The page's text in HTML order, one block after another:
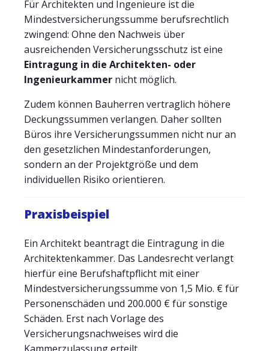
Für Architekten und Ingenieure ist die
Mindestversicherungssumme berufsrechtlich
zwingend: Ohne den Nachweis über
ausreichenden Versicherungsschutz ist eine
Eintragung in die Architekten- oder
Ingenieurkammer nicht möglich.
Zudem können Bauherren vertraglich höhere
Deckungssummen verlangen. Daher sollten
Büros ihre Versicherungssummen nicht nur an
den gesetzlichen Mindestanforderungen,
sondern an der Projektgröße und dem
individuellen Risiko orientieren.
Praxisbeispiel
Ein Architekt beantragt die Eintragung in die
Architektenkammer. Das Landesrecht verlangt
hierfür eine Berufshaftpflicht mit einer
Mindestversicherungssumme von 1,5 Mio. € für
Personenschäden und 200.000 € für sonstige
Schäden. Erst nach Vorlage des
Versicherungsnachweises wird die